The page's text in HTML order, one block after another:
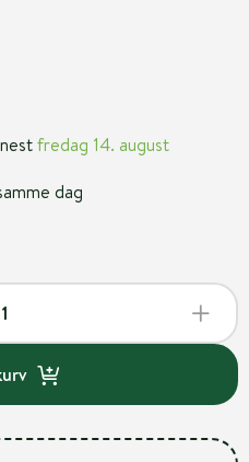
fredag 14. august
dag